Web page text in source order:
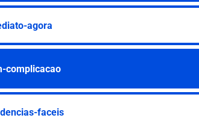
agora
complicacao
faceis